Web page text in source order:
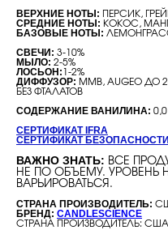
ВЕРХНИЕ НОТЫ: ПЕРСИК,
СРЕДНИЕ НОТЫ: КОКОС,
БАЗОВЫЕ НОТЫ:
СВЕЧИ: 3-10%
МЫЛО: 2-5%
ЛОСЬОН:1-2%
ДИФФУЗОР: MMB, AUGEO ДО
БЕЗ ФТАЛАТОВ
СОДЕРЖАНИЕ ВАНИЛИНА:
СЕРТИФИКАТ IFRA
СЕРТИФИКАТ БЕЗОПАСНОСТИ
ВАЖНО ЗНАТЬ: ВСЕ
НЕ ПО ОБЪЕМУ. УРОВЕНЬ
ВАРЬИРОВАТЬСЯ.
СТРАНА ПРОИЗВОДИТЕЛЬ:
БРЕНД: CANDLESCIENCE
СТРАНА ПРОИЗВОДИТЕЛЬ: США